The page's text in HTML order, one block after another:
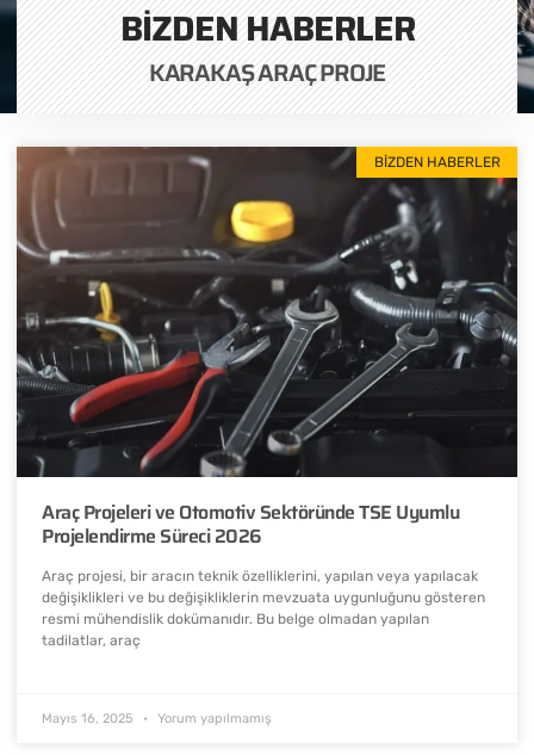
BIZDEN HABERLER
KARAKAŞ ARAÇ PROJE
BIZDEN HABERLER
Araç Projeleri ve Otomotiv Sektöründe TSE Uyumlu
Projelendirme Süreci 2026
Araç projesi, bir aracın teknik özelliklerini, yapılan veya yapılacak
değişiklikleri ve bu değişikliklerin mevzuata uygunluğunu gösteren
resmi mühendislik dokümanıdır. Bu belge olmadan yapılan
tadilatlar, araç
Mayıs 16, 2025 Yorum yapılmamış